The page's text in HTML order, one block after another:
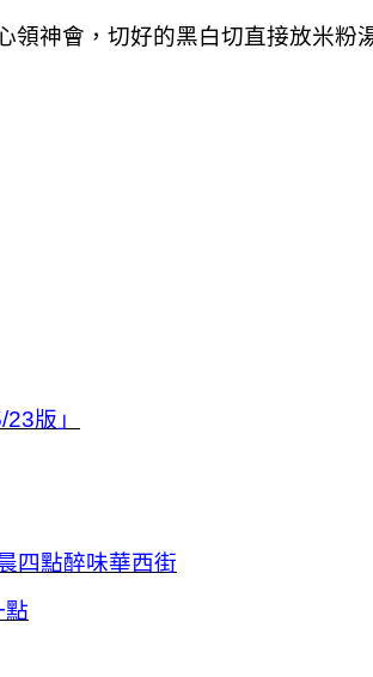
神會，切好的黑白切直接放米粉
版」
四點醉味華西街
點